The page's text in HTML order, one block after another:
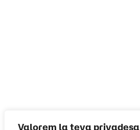
Valorem la teva privadesa